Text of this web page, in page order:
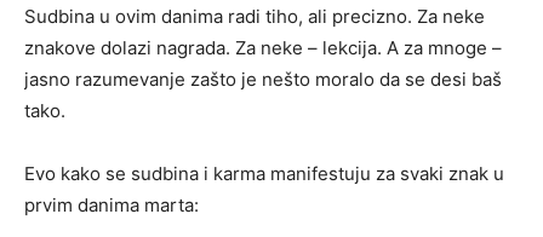
Sudbina u ovim danima radi tiho, ali precizno. Za neke
znakove dolazi nagrada. Za neke – lekcija. A za mnoge –
jasno razumevanje zašto je nešto moralo da se desi baš
tako.
Evo kako se sudbina i karma manifestuju za svaki znak u
prvim danima marta: